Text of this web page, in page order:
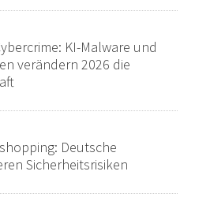
KI-Malware und
verändern 2026 die
Deutsche
Sicherheitsrisiken